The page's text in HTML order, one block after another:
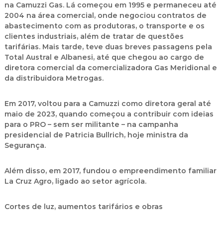
na Camuzzi Gas. Lá começou em 1995 e permaneceu até
2004 na área comercial, onde negociou contratos de
abastecimento com as produtoras, o transporte e os
clientes industriais, além de tratar de questões
tarifárias. Mais tarde, teve duas breves passagens pela
Total Austral e Albanesi, até que chegou ao cargo de
diretora comercial da comercializadora Gas Meridional e
da distribuidora Metrogas.
Em 2017, voltou para a Camuzzi como diretora geral até
maio de 2023, quando começou a contribuir com ideias
para o PRO – sem ser militante – na campanha
presidencial de Patricia Bullrich, hoje ministra da
Segurança.
Além disso, em 2017, fundou o empreendimento familiar
La Cruz Agro, ligado ao setor agrícola.
Cortes de luz, aumentos tarifários e obras